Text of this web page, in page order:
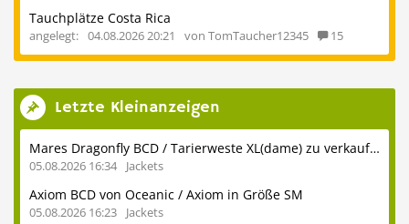
Tauchplätze Costa Rica
angelegt: 04.08.2026 20:21 von TomTaucher12345 15
Letzte Kleinanzeigen
Mares Dragonfly BCD / Tarierweste XL(dame) zu verkaufen
05.08.2026 16:34 Jackets
Axiom BCD von Oceanic / Axiom in Größe SM
05.08.2026 16:23 Jackets